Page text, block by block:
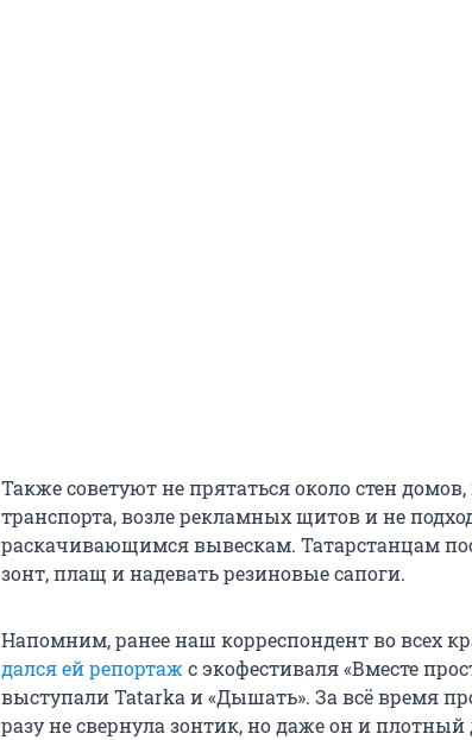
Также советуют не прятаться около стен
транспорта, возле рекламных щитов и не
раскачивающимся вывескам. Татарстанцам
зонт, плащ и надевать резиновые сапоги.
Напомним, ранее наш корреспондент во всех
дался ей репортаж с экофестиваля «Вместе
выступали Tatarka и «Дышать». За всё время
разу не свернула зонтик, но даже он и